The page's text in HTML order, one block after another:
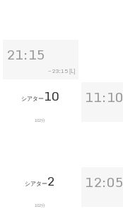
21:15
~ 23:15 [L]
シアター10
102分
11:10
シアター2
102分
12:05